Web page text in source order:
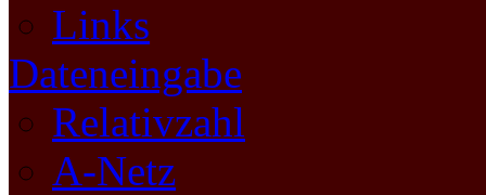
Links
Dateneingabe
Relativzahl
A-Netz